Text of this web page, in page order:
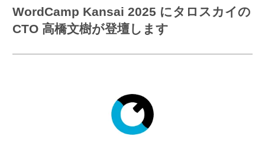
WordCamp Kansai 2025 にタロスカイの
CTO 高橋文樹が登壇します